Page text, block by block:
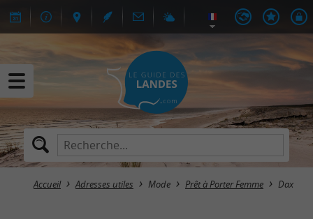
Accueil Adresses utiles Mode Prêt à Porter Femme Dax